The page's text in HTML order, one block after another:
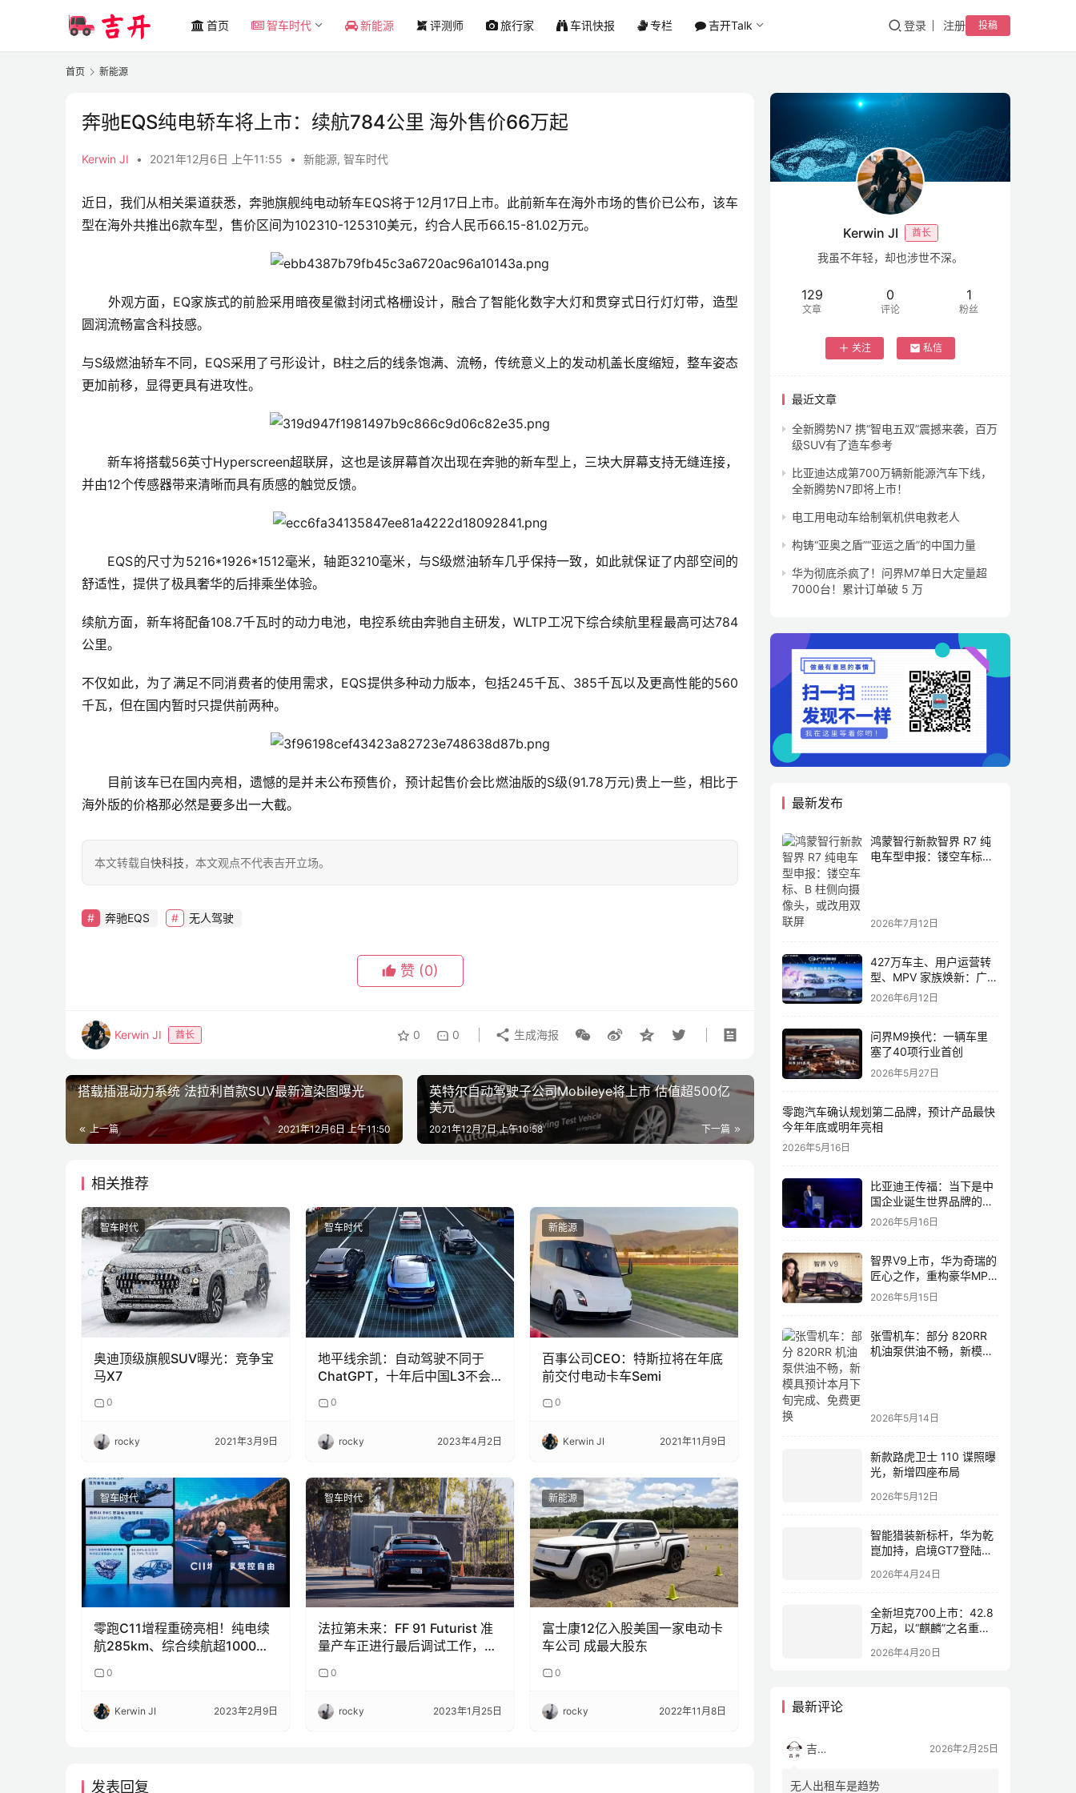
首页 智车时代 新能源 评测师 旅行家 车讯快报 专栏 吉开Talk 登录 注册 投稿
首页 新能源
奔驰EQS纯电轿车将上市：续航784公里 海外售价66万起
Kerwin JI • 2021年12月6日 上午11:55 • 新能源, 智车时代
近日，我们从相关渠道获悉，奔驰旗舰纯电动轿车EQS将于12月17日上市。此前新车在海外市场的售价已公布，该车
型在海外共推出6款车型，售价区间为102310-125310美元，约合人民币66.15-81.02万元。
外观方面，EQ家族式的前脸采用暗夜星徽封闭式格栅设计，融合了智能化数字大灯和贯穿式日行灯灯带，造型
圆润流畅富含科技感。
与S级燃油轿车不同，EQS采用了弓形设计，B柱之后的线条饱满、流畅，传统意义上的发动机盖长度缩短，整车姿态
更加前移，显得更具有进攻性。
新车将搭载56英寸Hyperscreen超联屏，这也是该屏幕首次出现在奔驰的新车型上，三块大屏幕支持无缝连接，
并由12个传感器带来清晰而具有质感的触觉反馈。
EQS的尺寸为5216*1926*1512毫米，轴距3210毫米，与S级燃油轿车几乎保持一致，如此就保证了内部空间的
舒适性，提供了极具奢华的后排乘坐体验。
续航方面，新车将配备108.7千瓦时的动力电池，电控系统由奔驰自主研发，WLTP工况下综合续航里程最高可达784
公里。
不仅如此，为了满足不同消费者的使用需求，EQS提供多种动力版本，包括245千瓦、385千瓦以及更高性能的560
千瓦，但在国内暂时只提供前两种。
目前该车已在国内亮相，遗憾的是并未公布预售价，预计起售价会比燃油版的S级(91.78万元)贵上一些，相比于
海外版的价格那必然是要多出一大截。
本文转载自快科技，本文观点不代表吉开立场。
奔驰EQS 无人驾驶
赞 (0)
Kerwin JI 酋长 0 0 生成海报
搭载插混动力系统 法拉利首款SUV最新渲染图曝光
上一篇 2021年12月6日 上午11:50
英特尔自动驾驶子公司Mobileye将上市 估值超500亿
美元
下一篇
2021年12月7日 上午10:58
相关推荐
智车时代
奥迪顶级旗舰SUV曝光：竞争宝
马X7
0
rocky 2021年3月9日
智车时代
地平线余凯：自动驾驶不同于
ChatGPT，十年后中国L3不会
0
rocky 2023年4月2日
新能源
百事公司CEO：特斯拉将在年底
前交付电动卡车Semi
0
Kerwin JI 2021年11月9日
智车时代
零跑C11增程重磅亮相！纯电续
航285km、综合续航超1000公
0
Kerwin JI 2023年2月9日
智车时代
法拉第未来：FF 91 Futurist 准
量产车正进行最后调试工作，聚
0
rocky 2023年1月25日
新能源
富士康12亿入股美国一家电动卡
车公司 成最大股东
0
rocky 2022年11月8日
发表回复
Kerwin JI 酋长
我虽不年轻，却也涉世不深。
129
文章
0
评论
1
粉丝
关注 私信
最近文章
全新腾势N7 携“智电五双”震撼来袭，百万
级SUV有了造车参考
比亚迪达成第700万辆新能源汽车下线，
全新腾势N7即将上市！
电工用电动车给制氧机供电救老人
构铸“亚奥之盾”“亚运之盾”的中国力量
华为彻底杀疯了！问界M7单日大定量超
7000台！累计订单破 5 万
最新发布
鸿蒙智行新款智界 R7 纯
电车型申报：镂空车标、
2026年7月12日
427万车主、用户运营转
型、MPV 家族焕新：广汽
传祺书写新传奇
2026年6月12日
问界M9换代：一辆车里
塞了40项行业首创
2026年5月27日
零跑汽车确认规划第二品牌，预计产品最快
今年年底或明年亮相
2026年5月16日
比亚迪王传福：当下是中
国企业诞生世界品牌的最
佳历史机遇，尤其是制造
2026年5月16日
智界V9上市，华为奇瑞的
匠心之作，重构豪华MPV
市场格局
2026年5月15日
张雪机车：部分 820RR
机油泵供油不畅，新模具
2026年5月14日
新款路虎卫士 110 谍照曝
光，新增四座布局
2026年5月12日
智能猎装新标杆，华为乾
崑加持，启境GT7登陆
2026北京车展
万起，以“麒麟”之名重塑
全域豪华